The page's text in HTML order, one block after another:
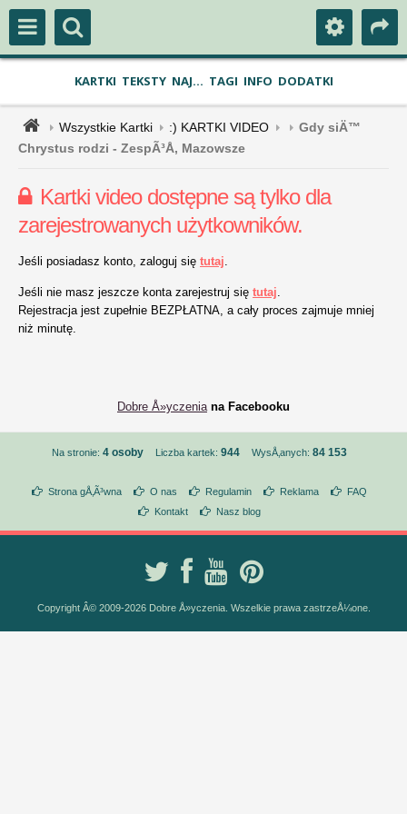
KARTKI TEKSTY NAJ... TAGI INFO DODATKI
Wszystkie Kartki :) KARTKI VIDEO
Gdy siÄ™
Chrystus rodzi - ZespÃ³Å‚ Mazowsze
Kartki video dostępne są tylko dla
zarejestrowanych użytkowników.
Jeśli posiadasz konto, zaloguj się tutaj.
Jeśli nie masz jeszcze konta zarejestruj się tutaj.
Rejestracja jest zupełnie BEZPŁATNA, a cały proces zajmuje mniej
niż minutę.
Dobre Å»yczeniana Facebooku
Na stronie: 4 osoby Liczba kartek: 944 WysÅ‚anych: 84 153
Strona gÅ‚Ã³wna O nas Regulamin Reklama
FAQ
Kontakt
Nasz blog
Copyright Â© 2009-2026 Dobre Å»yczenia. Wszelkie prawa zastrzeÅ¼one.